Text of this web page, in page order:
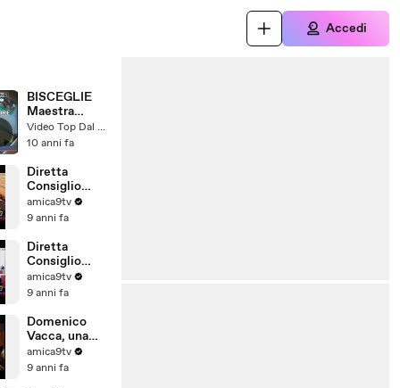
Accedi
BISCEGLIE
Maestra
picchia i
piccoli
Video Top Dal Web
10 anni fa
Diretta
Consiglio
Comunale di
Barletta del
amica9tv
9 anni fa
Diretta
Consiglio
Comunale di
Barletta del
amica9tv
9 anni fa
Domenico
Vacca, una
storia tutta
pugliese
amica9tv
9 anni fa